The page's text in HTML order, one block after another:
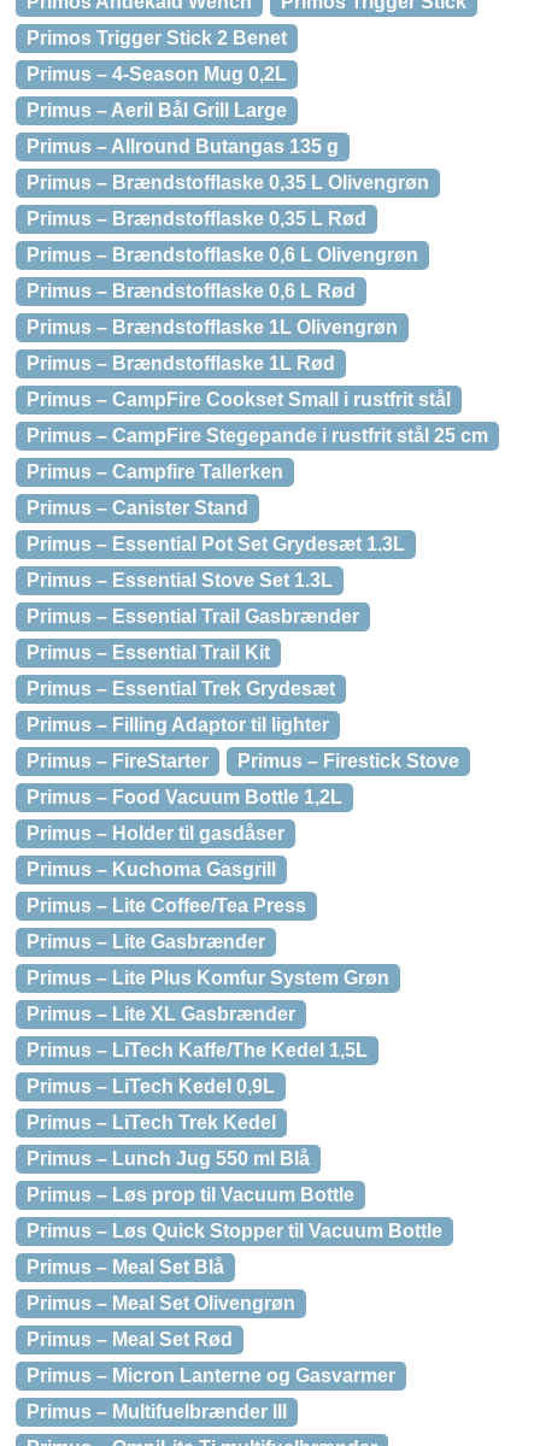
Primos Trigger Stick 2 Benet
Primus – 4-Season Mug 0,2L
Primus – Aeril Bål Grill Large
Primus – Allround Butangas 135 g
Primus – Brændstofflaske 0,35 L Olivengrøn
Primus – Brændstofflaske 0,35 L Rød
Primus – Brændstofflaske 0,6 L Olivengrøn
Primus – Brændstofflaske 0,6 L Rød
Primus – Brændstofflaske 1L Olivengrøn
Primus – Brændstofflaske 1L Rød
Primus – CampFire Cookset Small i rustfrit stål
Primus – CampFire Stegepande i rustfrit stål 25 cm
Primus – Campfire Tallerken
Primus – Canister Stand
Primus – Essential Pot Set Grydesæt 1.3L
Primus – Essential Stove Set 1.3L
Primus – Essential Trail Gasbrænder
Primus – Essential Trail Kit
Primus – Essential Trek Grydesæt
Primus – Filling Adaptor til lighter
Primus – FireStarter
Primus – Firestick Stove
Primus – Food Vacuum Bottle 1,2L
Primus – Holder til gasdåser
Primus – Kuchoma Gasgrill
Primus – Lite Coffee/Tea Press
Primus – Lite Gasbrænder
Primus – Lite Plus Komfur System Grøn
Primus – Lite XL Gasbrænder
Primus – LiTech Kaffe/The Kedel 1,5L
Primus – LiTech Kedel 0,9L
Primus – LiTech Trek Kedel
Primus – Lunch Jug 550 ml Blå
Primus – Løs prop til Vacuum Bottle
Primus – Løs Quick Stopper til Vacuum Bottle
Primus – Meal Set Blå
Primus – Meal Set Olivengrøn
Primus – Meal Set Rød
Primus – Micron Lanterne og Gasvarmer
Primus – Multifuelbrænder III